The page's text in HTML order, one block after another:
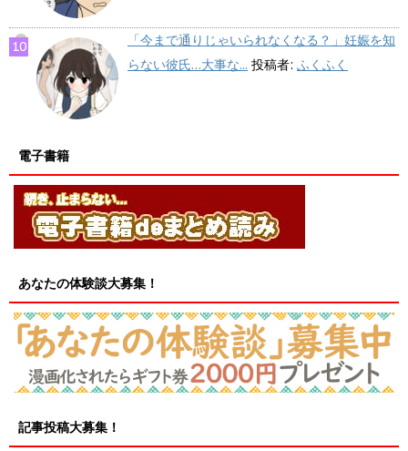
「今まで通りじゃいられなくなる？」妊娠を知
らない彼氏…大事な... 投稿者: ふくふく
電子書籍
あなたの体験談大募集！
記事投稿大募集！